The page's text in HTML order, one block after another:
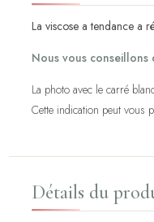
La viscose a tendance a
Nous vous
La photo avec le carré
Cette indication peut vous
Détails du